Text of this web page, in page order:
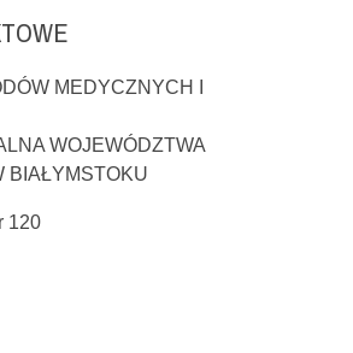
MEDYCZNYCH I
WOJEWÓDZTWA
BIAŁYMSTOKU
120